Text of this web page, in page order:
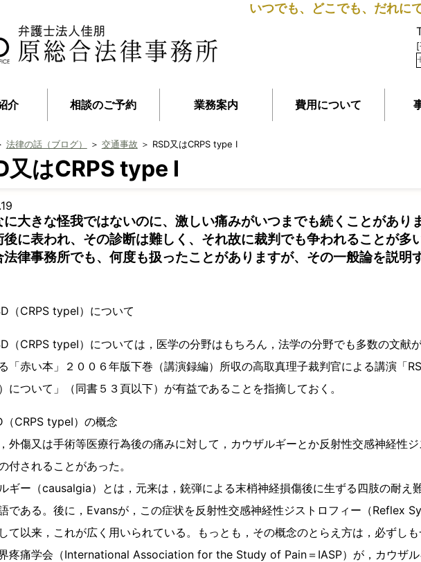
いつでも、どこでも、だれに
介 相談のご予約 業務案内 費用について
法律の話（ブログ） ＞ 交通事故 ＞ RSD又はCRPS type I
又はCRPS type I
に大きな怪我ではないのに、激しい痛みがいつまでも続くことがあり
後に表われ、その診断は難しく、それ故に裁判でも争われることが多
法律事務所でも、何度も扱ったことがありますが、その一般論を説明
（CRPS typeⅠ）について
（CRPS typeⅠ）については，医学の分野はもちろん，法学の分野でも多数の文献
「赤い本」２００６年版下巻（講演録編）所収の高取真理子裁判官による講演「
について」（同書５３頁以下）が有益であることを指摘しておく。
（CRPS typeⅠ）の概念
外傷又は手術等医療行為後の痛みに対して，カウザルギーとか反射性交感神経性
付されることがあった。
ギー（causalgia）とは，元来は，銃弾による末梢神経損傷後に生ずる四肢の耐え
である。後に，Evansが，この症状を反射性交感神経性ジストロフィー（Reflex
て以来，これが広く用いられている。もっとも，その概念のとらえ方は，必ずし
疼痛学会（International Association for the Study of Pain＝IASP）が，カウザル